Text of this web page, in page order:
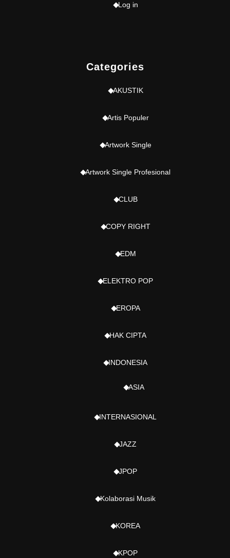
Log in
Categories
AKUSTIK
Artis Populer
Artwork Single
Artwork Single Profesional
CLUB
COPY RIGHT
EDM
ELEKTRO POP
EROPA
HAK CIPTA
INDONESIA
ASIA
INTERNASIONAL
JAZZ
JPOP
Kolaborasi Musik
KOREA
KPOP